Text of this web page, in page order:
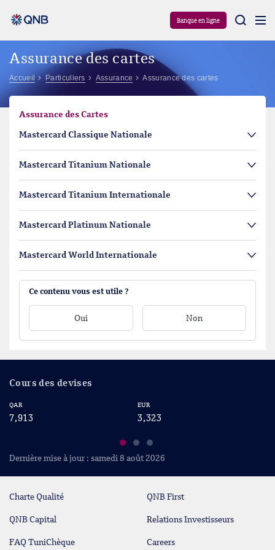
Banque en ligne
Assurance des cartes
Accueil Particuliers Assurance Assurance des cartes
Assurance des Cartes
Mastercard Classique Nationale
Mastercard Titanium Nationale
Mastercard Titanium Internationale
Mastercard Platinum Nationale
Mastercard World Internationale
Ce contenu vous est utile ?
Oui Non
Cours des devises
QAR
7,913
EUR
3,323
Dernière mise à jour : samedi 8 août 2026
Charte Qualité QNB First
QNB Capital Relations Investisseurs
FAQ TuniChèque Careers